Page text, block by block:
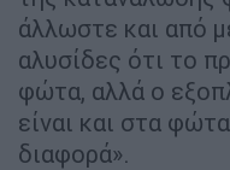
άλλωστε και από
αλυσίδες ότι το
φώτα, αλλά ο
είναι και στα
διαφορά».